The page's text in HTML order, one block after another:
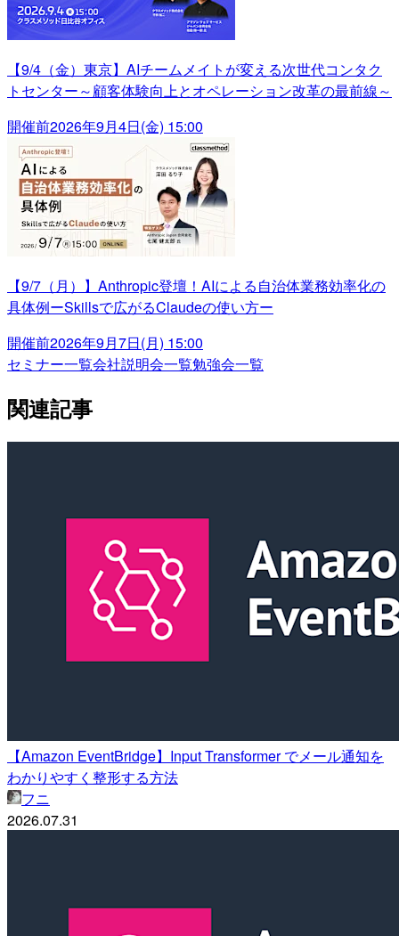
【9/4（金）東京】AIチームメイトが変える次世代コンタク
トセンター～顧客体験向上とオペレーション改革の最前線～
開催前2026年9月4日(金) 15:00
【9/7（月）】Anthropic登壇！AIによる自治体業務効率化の
具体例ーSkillsで広がるClaudeの使い方ー
開催前2026年9月7日(月) 15:00
セミナー一覧会社説明会一覧勉強会一覧
関連記事
【Amazon EventBridge】Input Transformer でメール通知を
わかりやすく整形する方法
フニ
2026.07.31